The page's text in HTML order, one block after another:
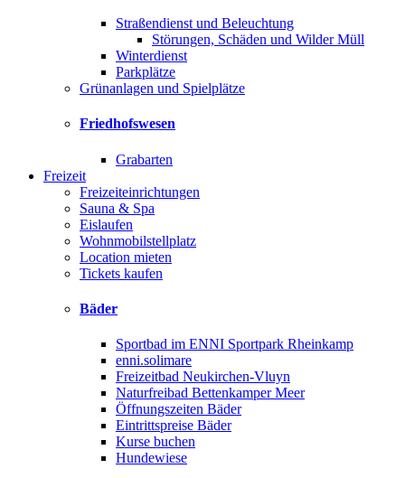
Straßendienst und Beleuchtung
Störungen, Schäden und Wilder Müll
Winterdienst
Parkplätze
Grünanlagen und Spielplätze
Friedhofswesen
Grabarten
Freizeit
Freizeiteinrichtungen
Sauna & Spa
Eislaufen
Wohnmobilstellplatz
Location mieten
Tickets kaufen
Bäder
Sportbad im ENNI Sportpark Rheinkamp
enni.solimare
Freizeitbad Neukirchen-Vluyn
Naturfreibad Bettenkamper Meer
Öffnungszeiten Bäder
Eintrittspreise Bäder
Kurse buchen
Hundewiese